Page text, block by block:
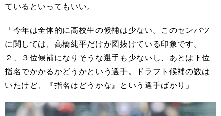
ているといってもいい。
「今年は全体的に高校生の候補は少ない。このセンバツ
に関しては、高橋純平だけが図抜けている印象です。
２、３位候補になりそうな選手も少ないし、あとは下位
指名でかかるかどうかという選手。ドラフト候補の数は
いたけど、『指名はどうかな』という選手ばかり」